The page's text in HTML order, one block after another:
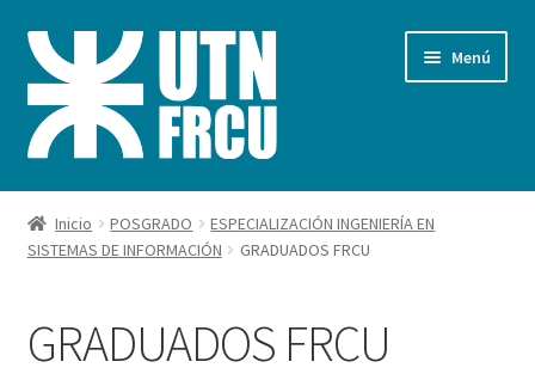
Ir
la
navegación
Ir
al
contenido
Menú
Inicio
Carrito
Inicio POSGRADO
ESPECIALIZACIÓN INGENIERÍA EN
SISTEMAS DE INFORMACIÓN
GRADUADOS FRCU
GRADUADOS FRCU